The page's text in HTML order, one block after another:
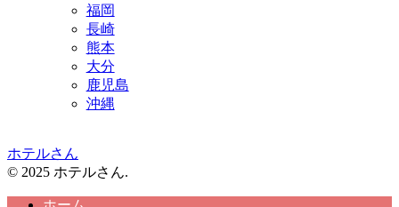
福岡
長崎
熊本
大分
鹿児島
沖縄
ホテルさん
© 2025 ホテルさん.